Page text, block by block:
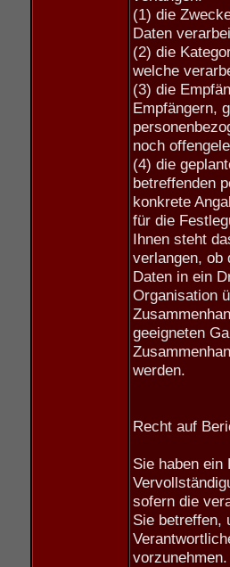
(1) die
Daten
(2) die
welche
(3) die
Empfängern,
noch
(4) die
betreffenden
konkrete
für die
Ihnen steht
verlangen, ob
Daten in ein
Organisation
geeigneten
werden.
Recht auf
Sie haben ein
sofern die
Sie betreffen,
vorzunehmen.